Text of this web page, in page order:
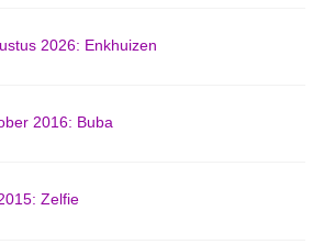
2026: Enkhuizen
2016: Buba
Zelfie